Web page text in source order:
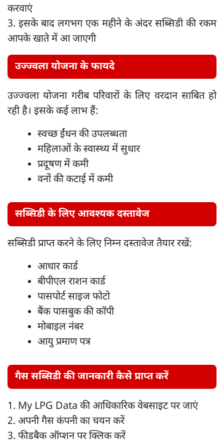
करवाएं
3. इसके बाद लगभग एक महीने के अंदर सब्सिडी की रकम
आपके खाते में आ जाएगी
उज्ज्वला योजना के फायदे
उज्ज्वला योजना गरीब परिवारों के लिए वरदान साबित हो
रही है। इसके कई लाभ हैं:
स्वच्छ ईंधन की उपलब्धता
महिलाओं के स्वास्थ्य में सुधार
प्रदूषण में कमी
वनों की कटाई में कमी
सब्सिडी के लिए आवश्यक दस्तावेज
सब्सिडी प्राप्त करने के लिए निम्न दस्तावेज तैयार रखें:
आधार कार्ड
बीपीएल राशन कार्ड
पासपोर्ट साइज फोटो
बैंक पासबुक की कॉपी
मोबाइल नंबर
आयु प्रमाण पत्र
गैस सब्सिडी की जानकारी कैसे प्राप्त करें
1. My LPG Data की आधिकारिक वेबसाइट पर जाएं
2. अपनी गैस कंपनी का चयन करें
3. फीडबैक ऑप्शन पर क्लिक करें